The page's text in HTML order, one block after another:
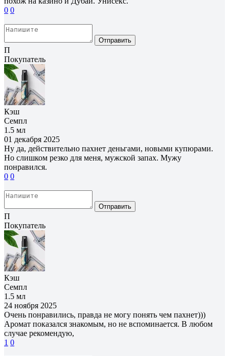
0 0
Отправить
П
Покупатель
Кэш
Семпл
1.5 мл
01 декабря 2025
Ну да, действительно пахнет деньгами, новыми купюрами.
Но слишком резко для меня, мужской запах. Мужу
понравился.
0 0
Отправить
П
Покупатель
Кэш
Семпл
1.5 мл
24 ноября 2025
Очень понравились, правда не могу понять чем пахнет)))
Аромат показался знакомым, но не вспоминается. В любом
случае рекомендую,
1 0